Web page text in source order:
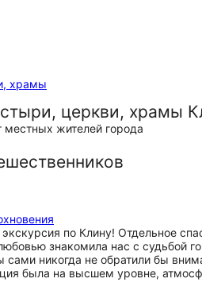
храмы
церкви, храмы
жителей города
по Клину! Отдельное
знакомила нас с судьбой
никогда не обратили бы
была на высшем уровне,